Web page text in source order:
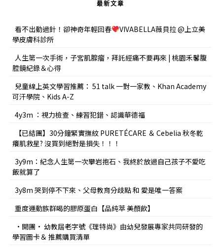
最新文章
看不出動過針！卻神奇年輕回春
VIVABELLA薇貝拉 @上立美
學皮膚科診所
人生第一次手術，子宮肌腺瘤，拜託經痛不要再來 | 桃園禾馨腹
腔鏡紀錄＆心得
兒童線上英文學習推薦： 51 talk 一對一家教、Khan Academy
可汗學院、Kids A-Z
4y3m ：視力檢查、練習犯錯、認識華德福
【已結團】30分鐘緊實撫紋 PURETÉCARE ＆ Cebelia 秋冬乾
癢肌救星? 沒買到絕對是損失！！！
3y9m：紀念人生第一次攀岩抱石、我終於放過自己孩子不愛吃
飯就算了
3y8m 哭到停不下來、父母教育分歧點 和 愛是唯一答案
重度運動族群喝的膠原蛋白【品純萃 美顏飲】
•開團• 幼教屆老字號《理特尚》由幼兒發展專家共同研發的
學習圖卡＆ 推薦購買清單